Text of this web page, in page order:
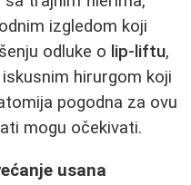
izgledom koji
odluke o lip-liftu,
hirurgom koji
pogodna za ovu
mogu očekivati.
usana